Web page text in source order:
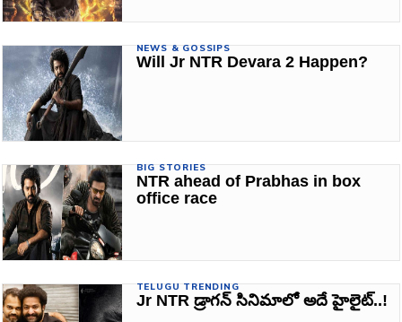
NEWS & GOSSIPS
Will Jr NTR Devara 2 Happen?
BIG STORIES
NTR ahead of Prabhas in box
office race
TELUGU TRENDING
Jr NTR డ్రాగన్ సినిమాలో అదే హైలైట్..!